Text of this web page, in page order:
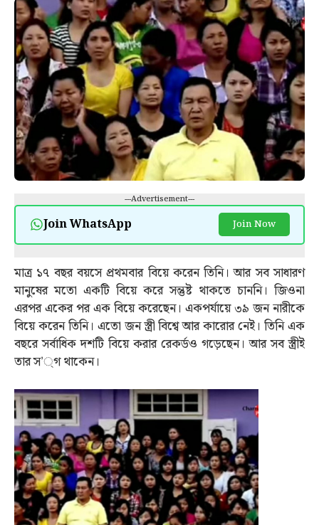
---Advertisement---
Join WhatsApp Join Now
মাত্র ১৭ বছর বয়সে প্রথমবার বিয়ে করেন তিনি। আর সব সাধারণ
মানুষের মতো একটি বিয়ে করে সন্তুষ্ট থাকতে চাননি। জিওনা
এরপর একের পর এক বিয়ে করেছেন। একপর্যায়ে ৩৯ জন নারীকে
বিয়ে করেন তিনি। এতো জন স্ত্রী বিশ্বে আর কারোর নেই। তিনি এক
বছরে সর্বাধিক দশটি বিয়ে করার রেকর্ডও গড়েছেন। আর সব স্ত্রীই
তার স’্গ থাকেন।